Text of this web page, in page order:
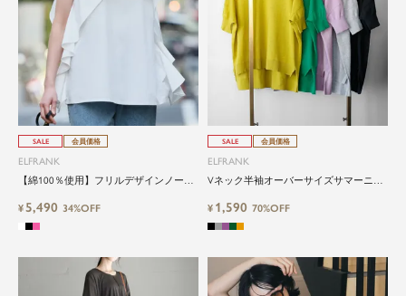
SALE 会員価格
ELFRANK
【綿100％使用】フリルデザインノース
¥5,490 34%OFF
SALE 会員価格
ELFRANK
Vネック半袖オーバーサイズサマーニッ
¥ 1,590 70%OFF